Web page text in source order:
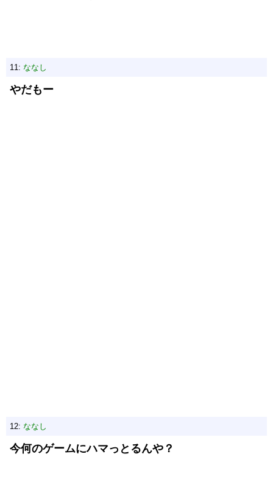
11: ななし
やだもー
12: ななし
今何のゲームにハマっとるんや？